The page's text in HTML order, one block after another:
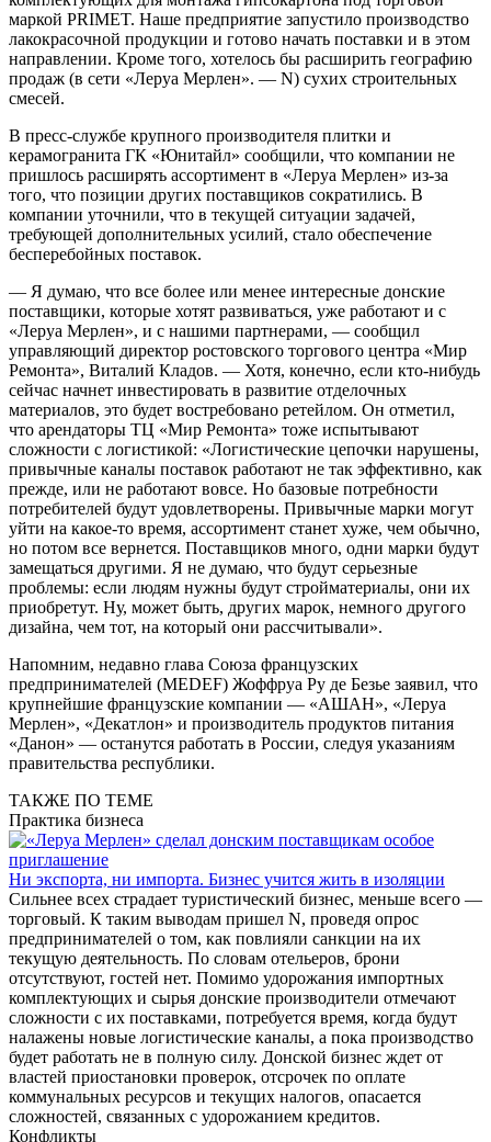
маркой PRIMET. Наше предприятие запустило производство
лакокрасочной продукции и готово начать поставки и в этом
направлении. Кроме того, хотелось бы расширить географию
продаж (в сети «Леруа Мерлен». — N) сухих строительных
смесей.
В пресс-службе крупного производителя плитки и
керамогранита ГК «Юнитайл» сообщили, что компании не
пришлось расширять ассортимент в «Леруа Мерлен» из-за
того, что позиции других поставщиков сократились. В
компании уточнили, что в текущей ситуации задачей,
требующей дополнительных усилий, стало обеспечение
бесперебойных поставок.
— Я думаю, что все более или менее интересные донские
поставщики, которые хотят развиваться, уже работают и с
«Леруа Мерлен», и с нашими партнерами, — сообщил
управляющий директор ростовского торгового центра «Мир
Ремонта», Виталий Кладов. — Хотя, конечно, если кто-нибудь
сейчас начнет инвестировать в развитие отделочных
материалов, это будет востребовано ретейлом. Он отметил,
что арендаторы ТЦ «Мир Ремонта» тоже испытывают
сложности с логистикой: «Логистические цепочки нарушены,
привычные каналы поставок работают не так эффективно, как
прежде, или не работают вовсе. Но базовые потребности
потребителей будут удовлетворены. Привычные марки могут
уйти на какое-то время, ассортимент станет хуже, чем обычно,
но потом все вернется. Поставщиков много, одни марки будут
замещаться другими. Я не думаю, что будут серьезные
проблемы: если людям нужны будут стройматериалы, они их
приобретут. Ну, может быть, других марок, немного другого
дизайна, чем тот, на который они рассчитывали».
Напомним, недавно глава Союза французских
предпринимателей (MEDEF) Жоффруа Ру де Безье заявил, что
крупнейшие французские компании — «АШАН», «Леруа
Мерлен», «Декатлон» и производитель продуктов питания
«Данон» — останутся работать в России, следуя указаниям
правительства республики.
ТАКЖЕ ПО ТЕМЕ
Практика бизнеса
Ни экспорта, ни импорта. Бизнес учится жить в изоляции
Сильнее всех страдает туристический бизнес, меньше всего —
торговый. К таким выводам пришел N, проведя опрос
предпринимателей о том, как повлияли санкции на их
текущую деятельность. По словам отельеров, брони
отсутствуют, гостей нет. Помимо удорожания импортных
комплектующих и сырья донские производители отмечают
сложности с их поставками, потребуется время, когда будут
налажены новые логистические каналы, а пока производство
будет работать не в полную силу. Донской бизнес ждет от
властей приостановки проверок, отсрочек по оплате
коммунальных ресурсов и текущих налогов, опасается
сложностей, связанных с удорожанием кредитов.
Конфликты